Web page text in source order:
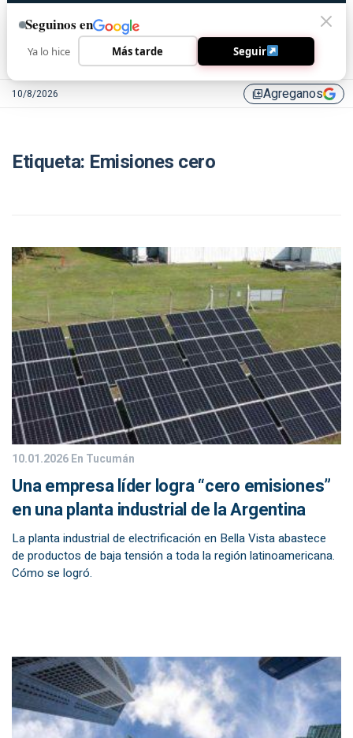
10/8/2026 library_addAgreganos
Etiqueta: Emisiones cero
10.01.2026En Tucumán
Una empresa líder logra “cero emisiones”
en una planta industrial de la Argentina
La planta industrial de electrificación en Bella Vista abastece
de productos de baja tensión a toda la región latinoamericana.
Cómo se logró.
Seguinos en
Ya lo hice Más tarde Seguir